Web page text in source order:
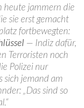
heute jammern die
sie erst gemacht
fortbewegten:
— Indiz dafür,
Terroristen noch
Polizei nur
sich jemand am
„Das sind so